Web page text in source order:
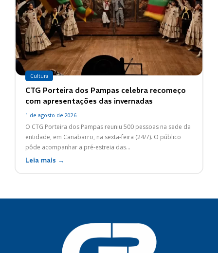
Cultura
CTG Porteira dos Pampas celebra recomeço
com apresentações das invernadas
1 de agosto de 2026
O CTG Porteira dos Pampas reuniu 500 pessoas na sede da
entidade, em Canabarro, na sexta-feira (24/7). O público
pôde acompanhar a pré-estreia das...
Leia mais →